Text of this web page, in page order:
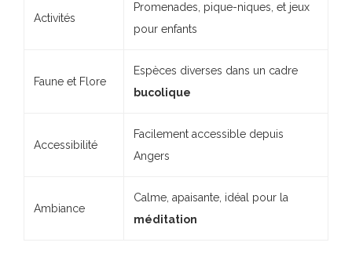
Activités
Promenades, pique-niques, et jeux
pour enfants
Faune et Flore
Espèces diverses dans un cadre
bucolique
Accessibilité
Facilement accessible depuis
Angers
Ambiance
Calme, apaisante, idéal pour la
méditation